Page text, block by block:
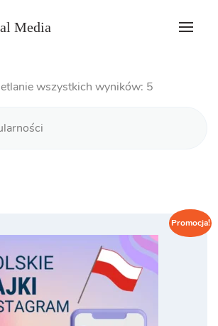
Media
wszystkich wyników: 5
Promocja!